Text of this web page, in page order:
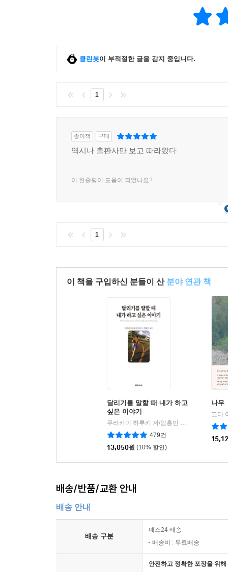
클린봇이 부적절한 글을 감지 중입니다.
1
종이책 구매
역시나 출판사만 보고 따라왔다
이 한줄평이 도움이 되었나요?
1
이 책을 구입하신 분들이 산 분야 연관 책
달리기를 말할 때 내가 하고
싶은 이야기
무라카미 하루키 저/임홍빈 역
문학사상
479건
13,050원 (10% 할인)
나무
고다
배송/반품/교환 안내
배송 안내
배송 구분
예스24 배송
배송비 : 무료배송
안전하고 정확한 포장을 위